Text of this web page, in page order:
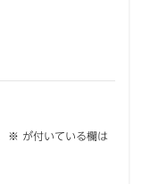
※ が付いている欄は